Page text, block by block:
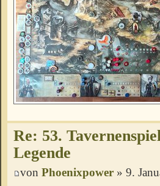
Re: 53.
Legende
von Phoenixpower » 9.